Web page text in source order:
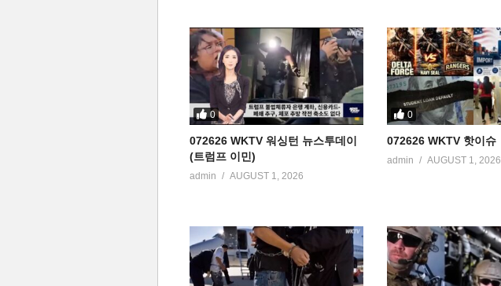
0
072626 WKTV 워싱턴 뉴스투데이
(트럼프 이민)
admin AUGUST 1, 2026
0
072626 WKTV 핫이슈
admin AUGUST 1, 2026